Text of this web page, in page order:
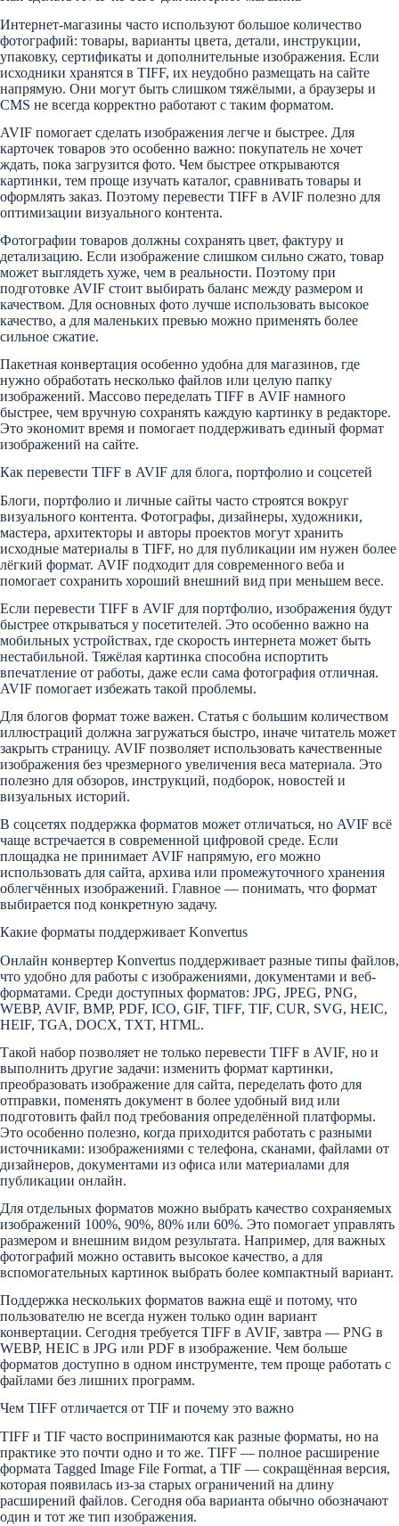
Интернет-магазины часто используют большое количество
фотографий: товары, варианты цвета, детали, инструкции,
упаковку, сертификаты и дополнительные изображения. Если
исходники хранятся в TIFF, их неудобно размещать на сайте
напрямую. Они могут быть слишком тяжёлыми, а браузеры и
CMS не всегда корректно работают с таким форматом.
AVIF помогает сделать изображения легче и быстрее. Для
карточек товаров это особенно важно: покупатель не хочет
ждать, пока загрузится фото. Чем быстрее открываются
картинки, тем проще изучать каталог, сравнивать товары и
оформлять заказ. Поэтому перевести TIFF в AVIF полезно для
оптимизации визуального контента.
Фотографии товаров должны сохранять цвет, фактуру и
детализацию. Если изображение слишком сильно сжато, товар
может выглядеть хуже, чем в реальности. Поэтому при
подготовке AVIF стоит выбирать баланс между размером и
качеством. Для основных фото лучше использовать высокое
качество, а для маленьких превью можно применять более
сильное сжатие.
Пакетная конвертация особенно удобна для магазинов, где
нужно обработать несколько файлов или целую папку
изображений. Массово переделать TIFF в AVIF намного
быстрее, чем вручную сохранять каждую картинку в редакторе.
Это экономит время и помогает поддерживать единый формат
изображений на сайте.
Как перевести TIFF в AVIF для блога, портфолио и соцсетей
Блоги, портфолио и личные сайты часто строятся вокруг
визуального контента. Фотографы, дизайнеры, художники,
мастера, архитекторы и авторы проектов могут хранить
исходные материалы в TIFF, но для публикации им нужен более
лёгкий формат. AVIF подходит для современного веба и
помогает сохранить хороший внешний вид при меньшем весе.
Если перевести TIFF в AVIF для портфолио, изображения будут
быстрее открываться у посетителей. Это особенно важно на
мобильных устройствах, где скорость интернета может быть
нестабильной. Тяжёлая картинка способна испортить
впечатление от работы, даже если сама фотография отличная.
AVIF помогает избежать такой проблемы.
Для блогов формат тоже важен. Статья с большим количеством
иллюстраций должна загружаться быстро, иначе читатель может
закрыть страницу. AVIF позволяет использовать качественные
изображения без чрезмерного увеличения веса материала. Это
полезно для обзоров, инструкций, подборок, новостей и
визуальных историй.
В соцсетях поддержка форматов может отличаться, но AVIF всё
чаще встречается в современной цифровой среде. Если
площадка не принимает AVIF напрямую, его можно
использовать для сайта, архива или промежуточного хранения
облегчённых изображений. Главное — понимать, что формат
выбирается под конкретную задачу.
Какие форматы поддерживает Konvertus
Онлайн конвертер Konvertus поддерживает разные типы файлов,
что удобно для работы с изображениями, документами и веб-
форматами. Среди доступных форматов: JPG, JPEG, PNG,
WEBP, AVIF, BMP, PDF, ICO, GIF, TIFF, TIF, CUR, SVG, HEIC,
HEIF, TGA, DOCX, TXT, HTML.
Такой набор позволяет не только перевести TIFF в AVIF, но и
выполнить другие задачи: изменить формат картинки,
преобразовать изображение для сайта, переделать фото для
отправки, поменять документ в более удобный вид или
подготовить файл под требования определённой платформы.
Это особенно полезно, когда приходится работать с разными
источниками: изображениями с телефона, сканами, файлами от
дизайнеров, документами из офиса или материалами для
публикации онлайн.
Для отдельных форматов можно выбрать качество сохраняемых
изображений 100%, 90%, 80% или 60%. Это помогает управлять
размером и внешним видом результата. Например, для важных
фотографий можно оставить высокое качество, а для
вспомогательных картинок выбрать более компактный вариант.
Поддержка нескольких форматов важна ещё и потому, что
пользователю не всегда нужен только один вариант
конвертации. Сегодня требуется TIFF в AVIF, завтра — PNG в
WEBP, HEIC в JPG или PDF в изображение. Чем больше
форматов доступно в одном инструменте, тем проще работать с
файлами без лишних программ.
Чем TIFF отличается от TIF и почему это важно
TIFF и TIF часто воспринимаются как разные форматы, но на
практике это почти одно и то же. TIFF — полное расширение
формата Tagged Image File Format, а TIF — сокращённая версия,
которая появилась из-за старых ограничений на длину
расширений файлов. Сегодня оба варианта обычно обозначают
один и тот же тип изображения.